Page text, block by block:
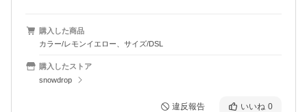
購入した商品
カラー/レモンイエロー、サイズ/DSL
購入したストア
snowdrop
違反報告 いいね 0